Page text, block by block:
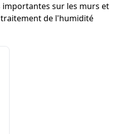
importantes sur les murs et
de l'humidité